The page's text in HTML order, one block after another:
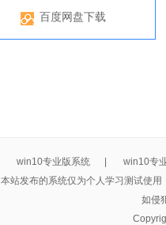
百度网盘下载
win10专业版系统
win10专
本站发布的系统仅为个人学习测试使
如侵